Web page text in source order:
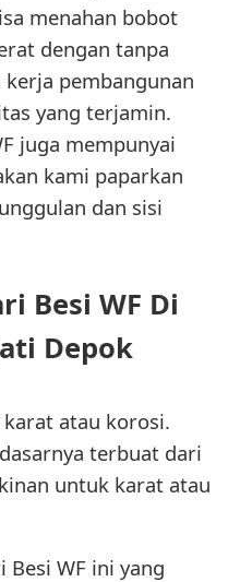
menahan bobot
dengan tanpa
pembangunan
yang terjamin.
juga mempunyai
kami paparkan
dan sisi
Besi WF Di
Depok
atau korosi.
terbuat dari
untuk karat atau
Besi WF ini yang